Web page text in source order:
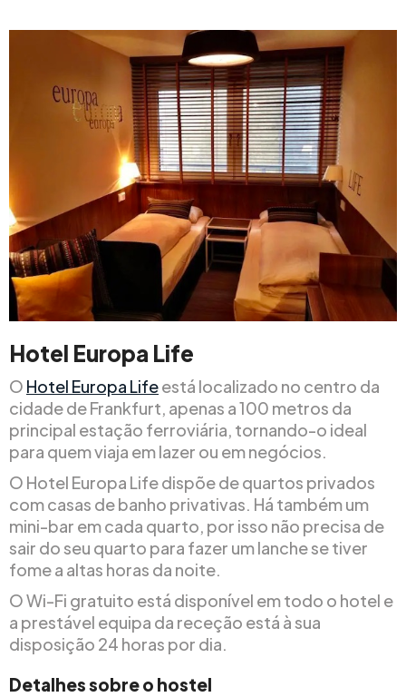
Hotel Europa Life
O Hotel Europa Lifeestá localizado no centro da
cidade de Frankfurt, apenas a 100 metros da
principal estação ferroviária, tornando-o ideal
para quem viaja em lazer ou em negócios.
O Hotel Europa Life dispõe de quartos privados
com casas de banho privativas. Há também um
mini-bar em cada quarto, por isso não precisa de
sair do seu quarto para fazer um lanche se tiver
fome a altas horas da noite.
O Wi-Fi gratuito está disponível em todo o hotel e
a prestável equipa da receção está à sua
disposição 24 horas por dia.
Detalhes sobre o hostel